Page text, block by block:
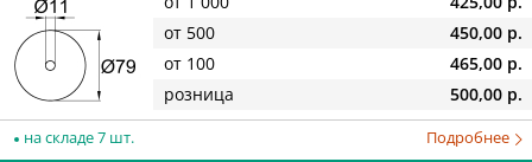
от 500
450,00 р.
от 100
465,00 р.
розница
500,00 р.
на складе 7 шт. Подробнее